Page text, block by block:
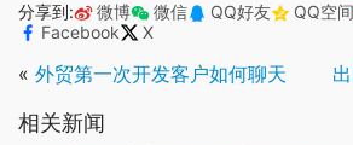
分享到: 微博 微信 QQ好友 QQ空间
Facebook
X
« 外贸第一次开发客户如何聊天
相关新闻